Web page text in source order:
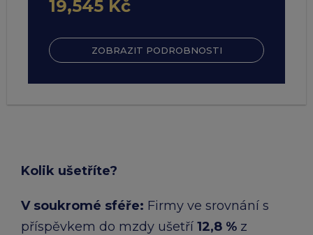
19,545 Kč
ZOBRAZIT PODROBNOSTI
Kolik ušetříte?
V soukromé sféře:​ Firmy ve srovnání s
příspěvkem do mzdy ušetří 12,8 % z